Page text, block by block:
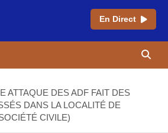
En Direct
ATTAQUE DES ADF FAIT DES
DANS LA LOCALITÉ DE
CIVILE)